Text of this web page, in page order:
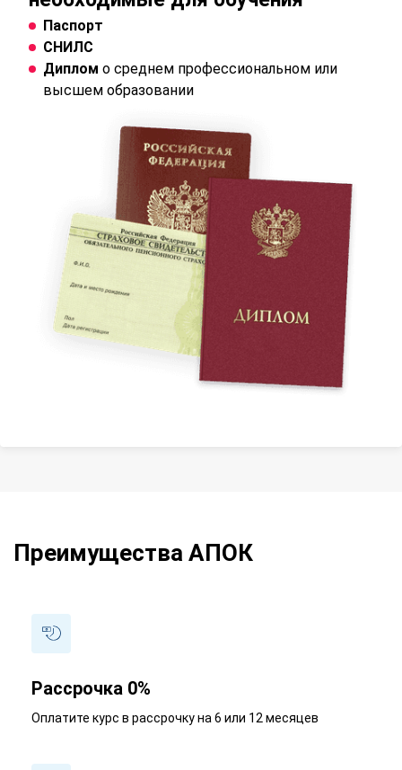
Паспорт
СНИЛС
Диплом о среднем профессиональном или
высшем образовании
Преимущества АПОК
Рассрочка 0%
Оплатите курс в рассрочку на 6 или 12 месяцев